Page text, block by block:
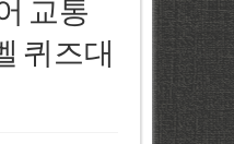
교통
퀴즈대